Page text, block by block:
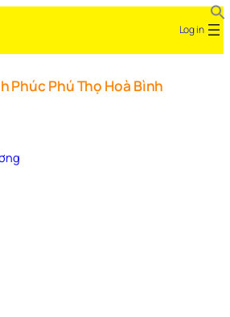
Log in
Phúc Phú Thọ Hoà Bình